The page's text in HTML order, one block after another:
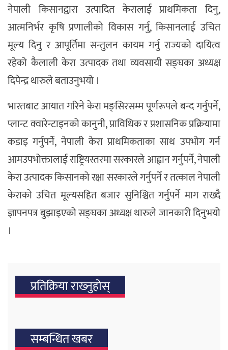
नेपाली किसानद्वारा उत्पादित केरालाई प्राथमिकता दिनु,
आत्मनिर्भर कृषि प्रणालीको विकास गर्नु, किसानलाई उचित
मूल्य दिनु र आपूर्तिमा सन्तुलन कायम गर्नु राज्यको दायित्व
रहेको कैलाली केरा उत्पादक तथा व्यवसायी सङ्घका अध्यक्ष
दिपेन्द्र थारुले बताउनुभयो ।
भारतबाट आयात गरिने केरा मङ्सिरसम्म पूर्णरूपले बन्द गर्नुपर्ने,
प्लान्ट क्वारेन्टाइनको कानुनी, प्राविधिक र प्रशासनिक प्रक्रियामा
कडाइ गर्नुपर्ने, नेपाली केरा प्राथमिकताका साथ उपभोग गर्न
आमउपभोक्तालाई राष्ट्रियस्तरमा सरकारले आह्वान गर्नुपर्ने, नेपाली
केरा उत्पादक किसानको रक्षा सरकारले गर्नुपर्ने र तत्काल नेपाली
केराको उचित मूल्यसहित बजार सुनिश्चित गर्नुपर्ने माग राख्दै
ज्ञापनपत्र बुझाइएको सङ्घका अध्यक्ष थारुले जानकारी दिनुभयो
।
प्रतिक्रिया राख्‍नुहोस्
सम्बन्धित खबर